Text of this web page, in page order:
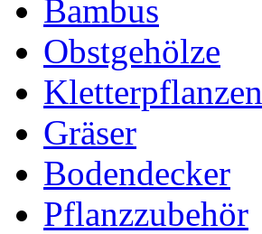
Bambus
Obstgehölze
Kletterpflanzen
Gräser
Bodendecker
Pflanzzubehör